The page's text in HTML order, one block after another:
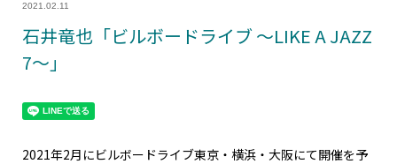
2021.02.11
石井竜也「ビルボードライブ ～LIKE A JAZZ
7～」
2021年2月にビルボードライブ東京・横浜・大阪にて開催を予